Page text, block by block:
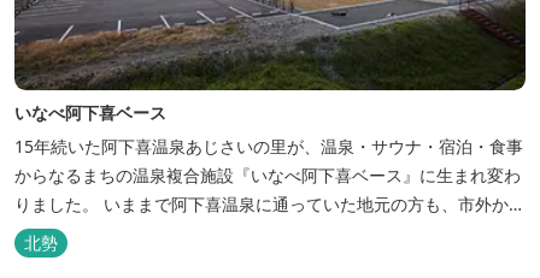
いなべ阿下喜ベース
15年続いた阿下喜温泉あじさいの里が、温泉・サウナ・宿泊・食事
からなるまちの温泉複合施設『いなべ阿下喜ベース』に生まれ変わ
りました。 いままで阿下喜温泉に通っていた地元の方も、市外から
いなべ市に遊びに来られる方も楽しめる施設になります。今まで人
気だった温泉はそのままに、サウナエリアやコンテナタイプの宿
北勢